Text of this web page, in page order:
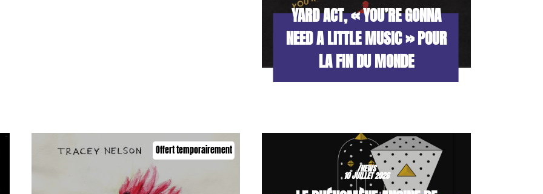
YARD ACT, « YOU’RE GONNA
NEED A LITTLE MUSIC » POUR
LA FIN DU MONDE
Offert temporairement
/NEWS
10 JUILLET 2026